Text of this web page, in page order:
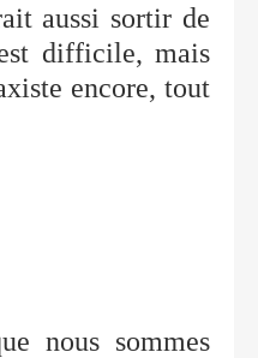
aussi sortir de
difficile, mais
encore, tout
nous sommes